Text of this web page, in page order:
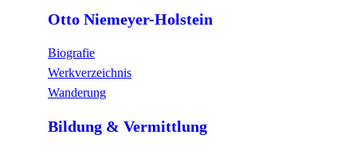
Otto Niemeyer-Holstein
Biografie
Werkverzeichnis
Wanderung
Bildung & Vermittlung